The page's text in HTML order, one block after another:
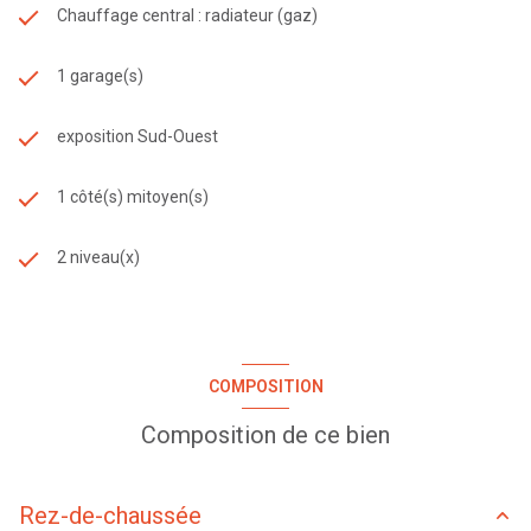
Chauffage central : radiateur (gaz)
1 garage(s)
exposition Sud-Ouest
1 côté(s) mitoyen(s)
2 niveau(x)
COMPOSITION
Composition de ce bien
Rez-de-chaussée